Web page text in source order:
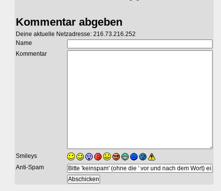
Kommentar abgeben
Deine aktuelle Netzadresse: 216.73.216.252
Name
Kommentar
Smileys
Anti-Spam